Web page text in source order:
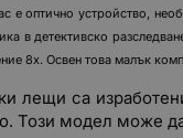
е оптично устройство,
в детективско
8x. Освен това малък
лещи са
Този модел може